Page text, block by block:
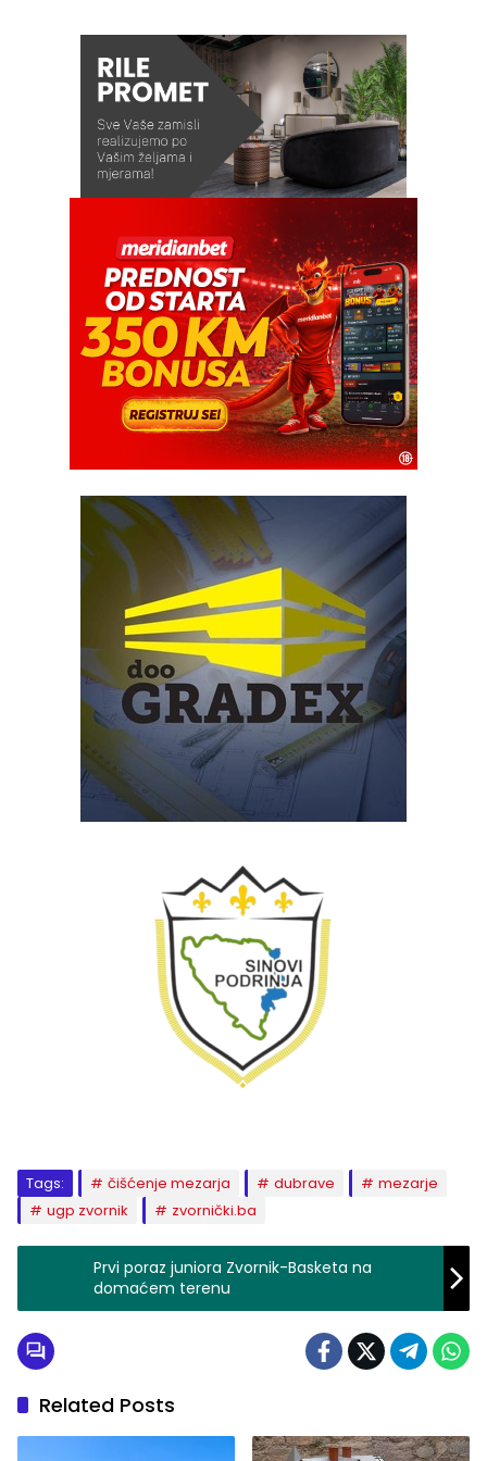
Tags: čišćenje mezarja dubrave
mezarje
ugp zvornik
zvornički.ba
Prvi poraz juniora Zvornik-Basketa na
domaćem terenu
Related Posts